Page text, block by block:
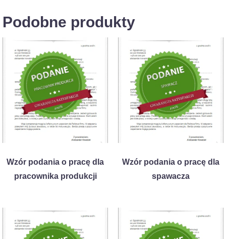
Podobne produkty
Wzór podania o pracę dla
pracownika produkcji
Wzór podania o pracę dla
spawacza